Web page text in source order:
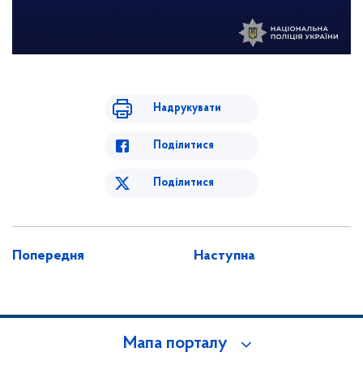
Надрукувати
Поділитися
Поділитися
Попередня Наступна
Мапа порталу